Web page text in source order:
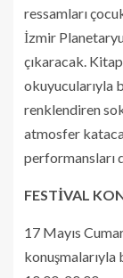
ressamları
İzmir
çıkaracak.
okuyucularıyla
renklendiren
atmosfer
performansları
FESTİVAL
17 Mayıs